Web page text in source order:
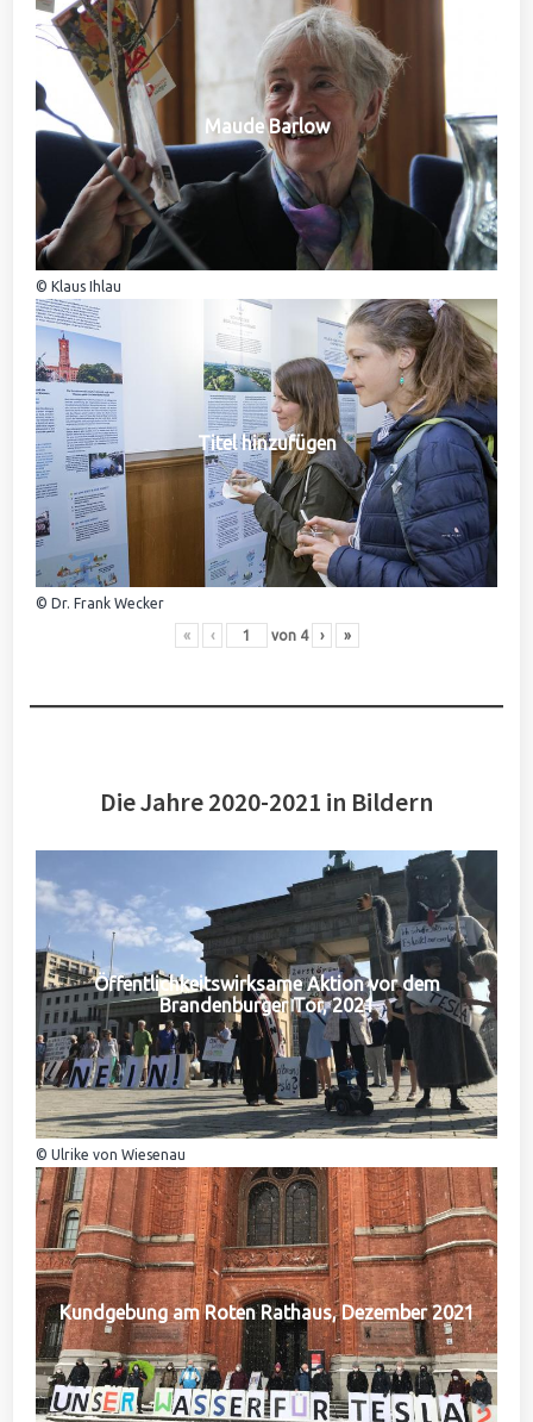
Maude Barlow
© Klaus Ihlau
Titel hinzufügen
© Dr. Frank Wecker
« ‹ von 4 › »
Die Jahre 2020-2021 in Bildern
Öffentlichkeitswirksame Aktion vor dem
Brandenburger Tor, 2021
© Ulrike von Wiesenau
Kundgebung am Roten Rathaus, Dezember 2021